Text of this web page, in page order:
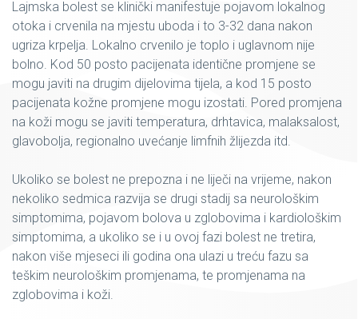
Lajmska bolest se klinički manifestuje pojavom lokalnog
otoka i crvenila na mjestu uboda i to 3-32 dana nakon
ugriza krpelja. Lokalno crvenilo je toplo i uglavnom nije
bolno. Kod 50 posto pacijenata identične promjene se
mogu javiti na drugim dijelovima tijela, a kod 15 posto
pacijenata kožne promjene mogu izostati. Pored promjena
na koži mogu se javiti temperatura, drhtavica, malaksalost,
glavobolja, regionalno uvećanje limfnih žlijezda itd.
Ukoliko se bolest ne prepozna i ne liječi na vrijeme, nakon
nekoliko sedmica razvija se drugi stadij sa neurološkim
simptomima, pojavom bolova u zglobovima i kardiološkim
simptomima, a ukoliko se i u ovoj fazi bolest ne tretira,
nakon više mjeseci ili godina ona ulazi u treću fazu sa
teškim neurološkim promjenama, te promjenama na
zglobovima i koži.